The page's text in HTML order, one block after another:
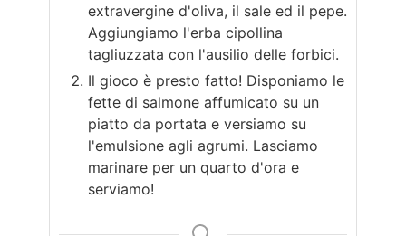
extravergine d'oliva, il sale ed il pepe.
Aggiungiamo l'erba cipollina
tagliuzzata con l'ausilio delle forbici.
Il gioco è presto fatto! Disponiamo le
fette di salmone affumicato su un
piatto da portata e versiamo su
l'emulsione agli agrumi. Lasciamo
marinare per un quarto d'ora e
serviamo!